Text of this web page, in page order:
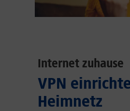
Internet zuhause
VPN
Heimnetz